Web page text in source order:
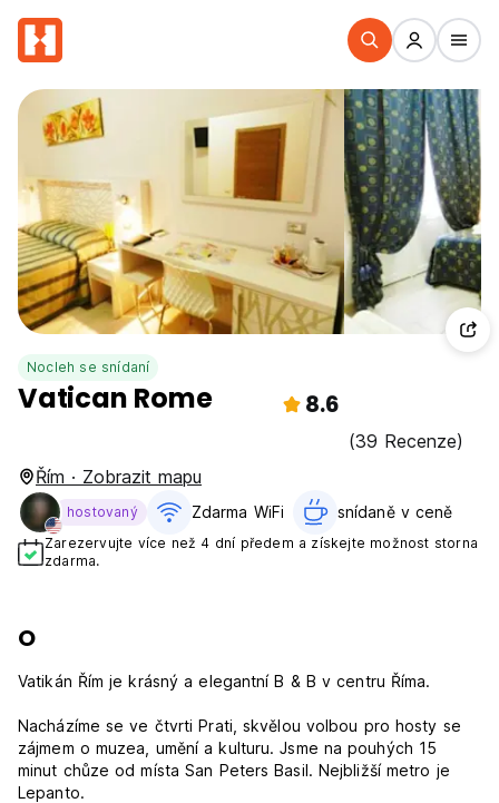
Nocleh se snídaní
Vatican Rome 8.6
(39 Recenze)
Řím · Zobrazit mapu
hostovaný Zdarma WiFi snídaně v ceně‎
Zarezervujte více než 4 dní předem a získejte možnost storna
zdarma.
O
Vatikán Řím je krásný a elegantní B & B v centru Říma.
Nacházíme se ve čtvrti Prati, skvělou volbou pro hosty se
zájmem o muzea, umění a kulturu. Jsme na pouhých 15
minut chůze od místa San Peters Basil. Nejbližší metro je
Lepanto.